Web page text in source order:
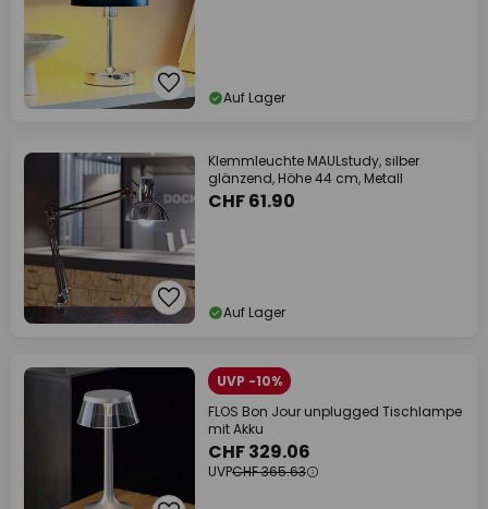
Auf Lager
Klemmleuchte MAULstudy, silber
glänzend, Höhe 44 cm, Metall
CHF 61.90
Auf Lager
UVP -10%
FLOS Bon Jour unplugged Tischlampe
mit Akku
CHF 329.06
UVPCHF 365.63